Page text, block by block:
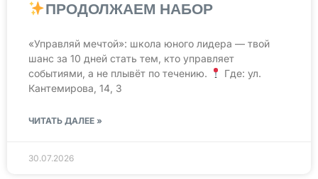
ПРОДОЛЖАЕМ НАБОР
«Управляй мечтой»: школа юного лидера — твой
шанс за 10 дней стать тем, кто управляет
событиями, а не плывёт по течению.
Где: ул.
Кантемирова, 14, 3
ЧИТАТЬ ДАЛЕЕ »
30.07.2026